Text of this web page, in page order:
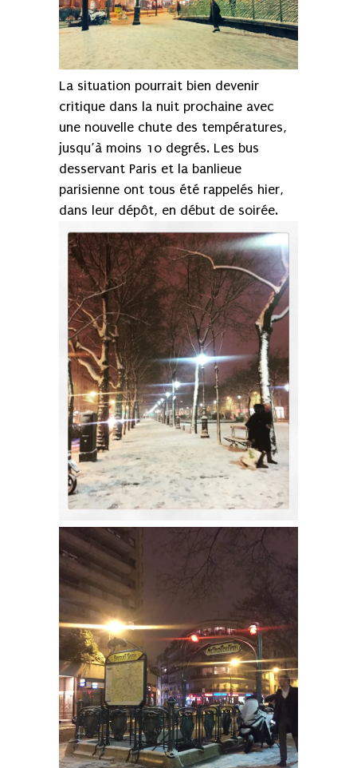
La situation pourrait bien devenir
critique dans la nuit prochaine avec
une nouvelle chute des températures,
jusqu’à moins 10 degrés. Les bus
desservant Paris et la banlieue
parisienne ont tous été rappelés hier,
dans leur dépôt, en début de soirée.